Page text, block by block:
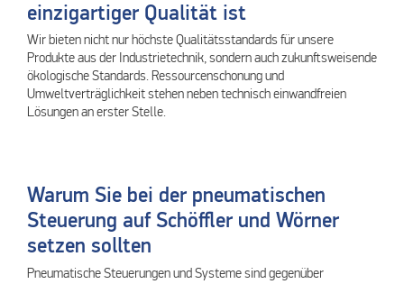
einzigartiger Qualität ist
Wir bieten nicht nur höchste Qualitätsstandards für unsere
Produkte aus der Industrietechnik, sondern auch zukunftsweisende
ökologische Standards. Ressourcenschonung und
Umweltverträglichkeit stehen neben technisch einwandfreien
Lösungen an erster Stelle.
Warum Sie bei der pneumatischen
Steuerung auf Schöffler und Wörner
setzen sollten
Pneumatische Steuerungen und Systeme sind gegenüber